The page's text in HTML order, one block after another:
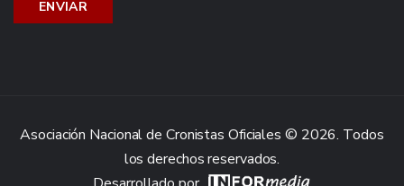
Asociación Nacional de Cronistas Oficiales © 2026. Todos
los derechos reservados.